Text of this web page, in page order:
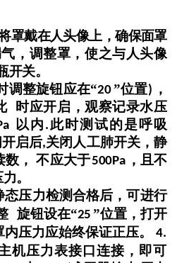
罩戴在人头像上，确保面罩
，调整罩，使之与人头像
开关。
调整旋钮应在“20”位置) ，
时应开启，观察记录水压
以内 . 此时测试的是呼吸
启后,关闭人工肺开关，静
数， 不应大于500Pa ，且不
。
态压力检测合格后，可进行
旋钮设在“25 ”位置，打开
内压力应始终保证正压。 4.
机压力表接口连接，即可